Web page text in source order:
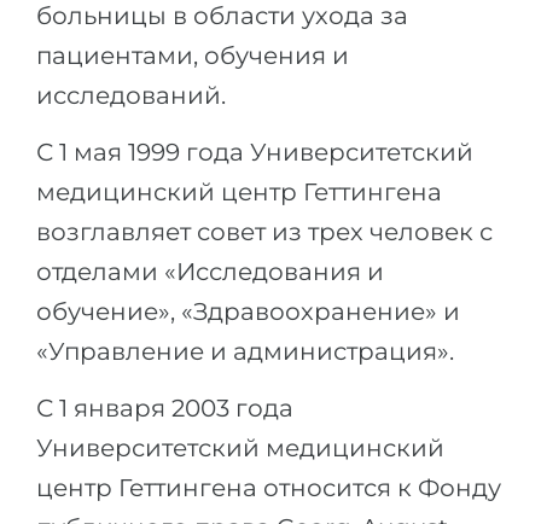
Наши студенты успешно поступают
КОНСУЛЬТАЦИЯ!
Беларусь
Другая страна
ЗАПИСАТЬСЯ НА КОНСУЛЬТАЦИЮ
больницы в области ухода за
пациентами, обучения и
исследований.
С 1 мая 1999 года Университетский
медицинский центр Геттингена
возглавляет совет из трех человек с
отделами «Исследования и
обучение», «Здравоохранение» и
«Управление и администрация».
С 1 января 2003 года
Университетский медицинский
центр Геттингена относится к Фонду